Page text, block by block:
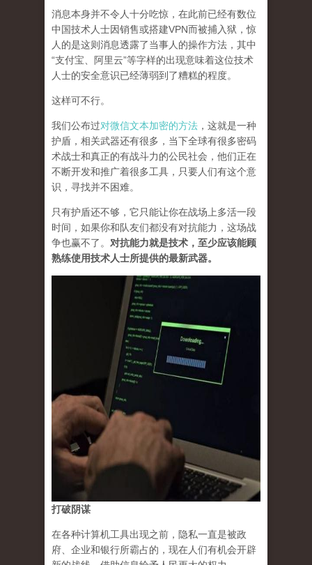
消息本身并不令人十分吃惊，在此前已经有数位
中国技术人士因销售或搭建VPN而被捕入狱，惊
人的是这则消息透露了当事人的操作方法，其中
“支付宝、阿里云”等字样的出现意味着这位技术
人士的安全意识已经薄弱到了糟糕的程度。
这样可不行。
我们公布过对微信文本加密的方法 ，这就是一种
护盾，相关武器还有很多，当下全球有很多密码
术战士和真正的有战斗力的公民社会，他们正在
不断开发和推广着很多工具，只要人们有这个意
识，寻找并不困难。
只有护盾还不够，它只能让你在战场上多活一段
时间，如果你和队友们都没有对抗能力，这场战
争也赢不了。 对抗能力就是技术，至少应该能顾
熟练使用技术人士所提供的最新武器。
打破阴谋
在各种计算机工具出现之前，隐私一直是被政
府、企业和银行所霸占的，现在人们有机会开辟